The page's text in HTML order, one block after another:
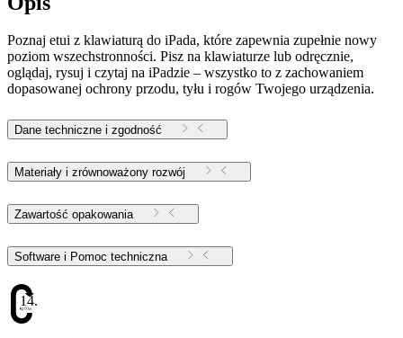
Poznaj etui z klawiaturą do iPada, które zapewnia zupełnie nowy
poziom wszechstronności. Pisz na klawiaturze lub odręcznie,
oglądaj, rysuj i czytaj na iPadzie – wszystko to z zachowaniem
dopasowanej ochrony przodu, tyłu i rogów Twojego urządzenia.
Dane techniczne i zgodność
Materiały i zrównoważony rozwój
Zawartość opakowania
Software i Pomoc techniczna
14.16